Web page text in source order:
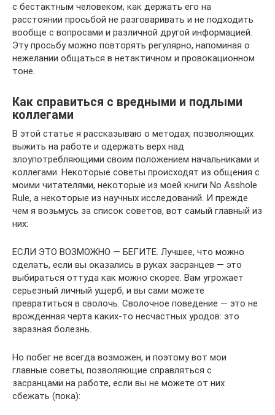
с бестактным человеком, как держать его на
расстоянии просьбой не разговаривать и не подходить
вообще с вопросами и различной другой информацией.
Эту просьбу можно повторять регулярно, напоминая о
нежелании общаться в нетактичном и провокационном
тоне.
Как справиться с вредными и подлыми
коллегами
В этой статье я рассказываю о методах, позволяющих
выжить на работе и одержать верх над
злоупотребляющими своим положением начальниками и
коллегами. Некоторые советы происходят из общения с
моими читателями, некоторые из моей книги No Asshole
Rule, а некоторые из научных исследований. И прежде
чем я возьмусь за список советов, вот самый главный из
них:
ЕСЛИ ЭТО ВОЗМОЖНО — БЕГИТЕ. Лучшее, что можно
сделать, если вы оказались в руках засранцев — это
выбираться оттуда как можно скорее. Вам угрожает
серьезный личный ущерб, и вы сами можете
превратиться в сволочь. Сволочное поведение — это не
врожденная черта каких-то несчастных уродов: это
заразная болезнь.
Но побег не всегда возможен, и поэтому вот мои
главные советы, позволяющие справляться с
засранцами на работе, если вы не можете от них
сбежать (пока):